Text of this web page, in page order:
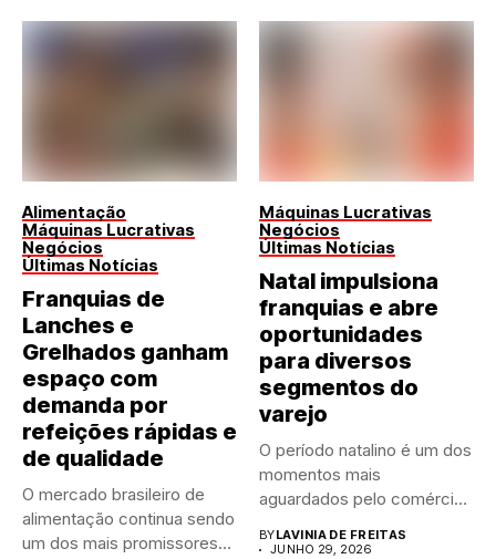
Alimentação
Máquinas Lucrativas
Negócios
Últimas Notícias
Franquias de
Lanches e
Grelhados ganham
espaço com
demanda por
refeições rápidas e
de qualidade
O mercado brasileiro de
alimentação continua sendo
um dos mais promissores
Máquinas Lucrativas
Negócios
Últimas Notícias
Natal impulsiona
franquias e abre
oportunidades
para diversos
segmentos do
varejo
O período natalino é um dos
momentos mais
aguardados pelo comércio
BYLAVINIA DE FREITAS
JUNHO 29, 2026